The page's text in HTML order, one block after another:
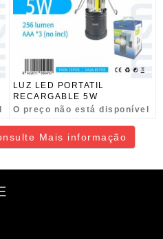
LUZ LED PORTATIL
RECARGABLE 5W
O preço não está disponível
Mais informação